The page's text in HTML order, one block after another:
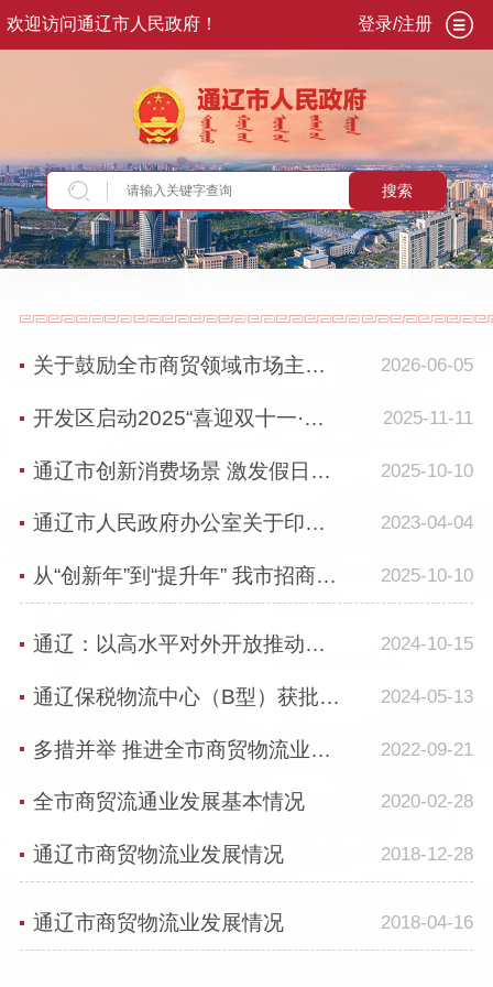
欢迎访问通辽市人民政府！ 登录/注册
搜索
当前位置：首页>走进通辽>发展通辽>通辽腾
关于鼓励全市商贸领域市场主体抢抓消费旺季积极开展融合促消费活动的倡议书 2026-06-05
开发区启动2025“喜迎双十一·消费促进季”暨好货交易展销会 2025-11-11
通辽市创新消费场景 激发假日消费活力 2025-10-10
通辽市人民政府办公室关于印发通辽市中小微企业助保金贷款业务管理办法的通知 2023-04-04
从“创新年”到“提升年” 我市招商引资质效双升 2025-10-10
通辽：以高水平对外开放推动外向型经济高质量发展 2024-10-15
通辽保税物流中心（B型）获批设立 2024-05-13
多措并举 推进全市商贸物流业高质量发展 2022-09-21
全市商贸流通业发展基本情况 2020-02-28
通辽市商贸物流业发展情况 2018-12-28
通辽市商贸物流业发展情况 2018-04-16